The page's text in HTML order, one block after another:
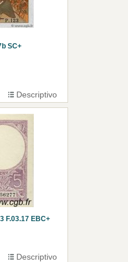
SC+
Descriptivo
F.03.17 EBC+
Descriptivo